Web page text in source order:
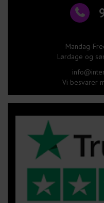
Mandag-
Lørdage og
Vi besvarer